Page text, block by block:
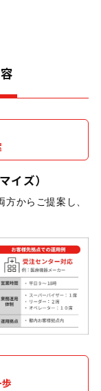
イズ）
からご提案し、